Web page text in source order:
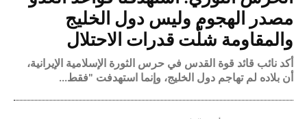
مصدر الهجوم وليس دول الخليج
والمقاومة شلّت قدرات الاحتلال
​أكد نائب قائد قوة القدس في حرس الثورة الإسلامية الإيرانية،
أن بلاده لم تهاجم دول الخليج، وإنما استهدفت "فقط...